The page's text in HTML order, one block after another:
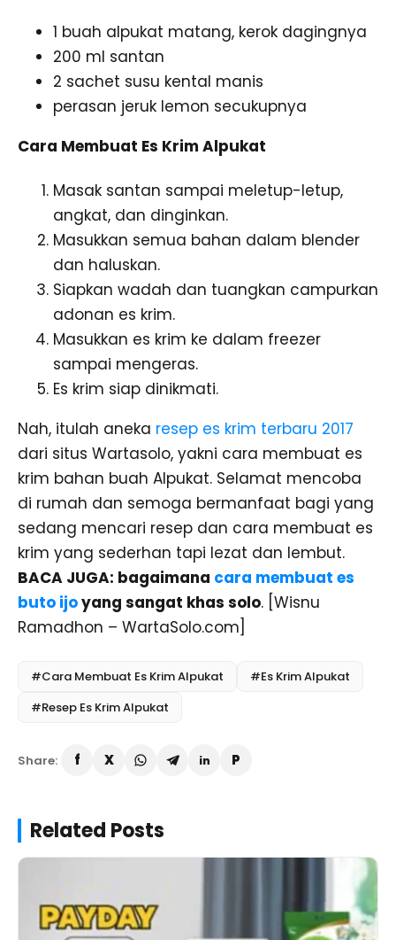
1 buah alpukat matang, kerok dagingnya
200 ml santan
2 sachet susu kental manis
perasan jeruk lemon secukupnya
Cara Membuat Es Krim Alpukat
Masak santan sampai meletup-letup,
angkat, dan dinginkan.
Masukkan semua bahan dalam blender
dan haluskan.
Siapkan wadah dan tuangkan campurkan
adonan es krim.
Masukkan es krim ke dalam freezer
sampai mengeras.
Es krim siap dinikmati.
Nah, itulah aneka resep es krim terbaru 2017
dari situs Wartasolo, yakni cara membuat es
krim bahan buah Alpukat. Selamat mencoba
di rumah dan semoga bermanfaat bagi yang
sedang mencari resep dan cara membuat es
krim yang sederhan tapi lezat dan lembut.
BACA JUGA: bagaimana cara membuat es
buto ijoyang sangat khas solo. [Wisnu
Ramadhon – WartaSolo.com]
#Cara Membuat Es Krim Alpukat
#Es Krim Alpukat
#Resep Es Krim Alpukat
Share:
Related Posts